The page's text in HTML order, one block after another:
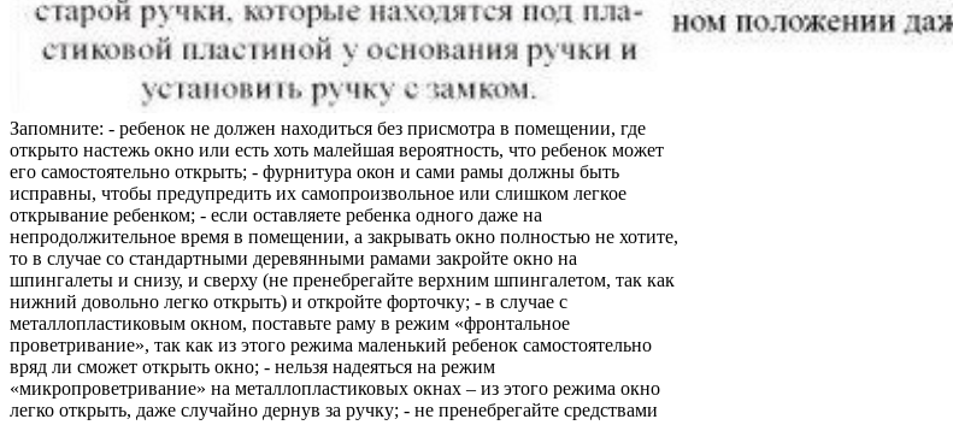
Запомните: - ребенок не должен находиться без присмотра в помещении, где
открыто настежь окно или есть хоть малейшая вероятность, что ребенок может
его самостоятельно открыть; - фурнитура окон и сами рамы должны быть
исправны, чтобы предупредить их самопроизвольное или слишком легкое
открывание ребенком; - если оставляете ребенка одного даже на
непродолжительное время в помещении, а закрывать окно полностью не хотите,
то в случае со стандартными деревянными рамами закройте окно на
шпингалеты и снизу, и сверху (не пренебрегайте верхним шпингалетом, так как
нижний довольно легко открыть) и откройте форточку; - в случае с
металлопластиковым окном, поставьте раму в режим «фронтальное
проветривание», так как из этого режима маленький ребенок самостоятельно
вряд ли сможет открыть окно; - нельзя надеяться на режим
«микропроветривание» на металлопластиковых окнах – из этого режима окно
легко открыть, даже случайно дернув за ручку; - не пренебрегайте средствами